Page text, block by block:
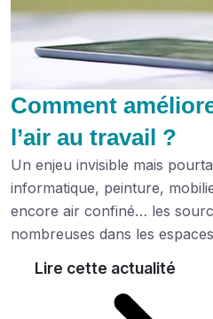
Comment
l’air au travail ?
Un enjeu invisible mais
informatique, peinture,
encore air confiné… les
nombreuses dans les
Lire cette actualité